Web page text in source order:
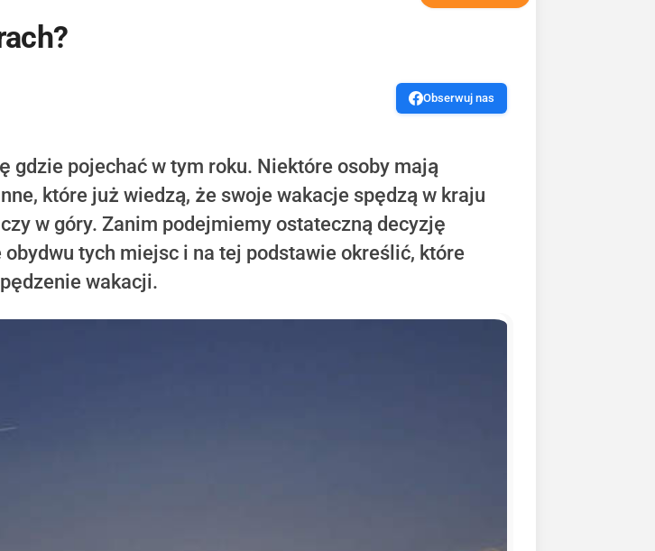
Obserwuj nas
gdzie pojechać w tym roku. Niektóre osoby mają
które już wiedzą, że swoje wakacje spędzą w kraju
w góry. Zanim podejmiemy ostateczną decyzję
tych miejsc i na tej podstawie określić, które
wakacji.